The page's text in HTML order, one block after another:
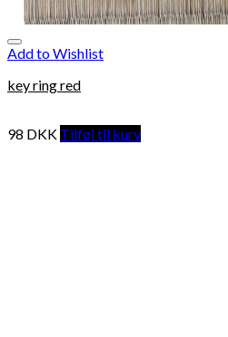
Add to Wishlist
key ring red
98 DKK Tilføj til kurv